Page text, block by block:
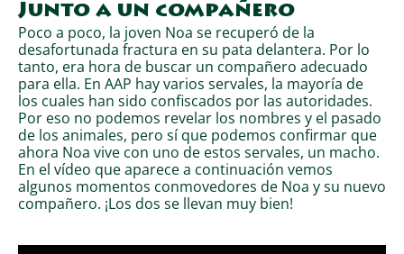
Junto a un compañero
Poco a poco, la joven Noa se recuperó de la
desafortunada fractura en su pata delantera. Por lo
tanto, era hora de buscar un compañero adecuado
para ella. En AAP hay varios servales, la mayoría de
los cuales han sido confiscados por las autoridades.
Por eso no podemos revelar los nombres y el pasado
de los animales, pero sí que podemos confirmar que
ahora Noa vive con uno de estos servales, un macho.
En el vídeo que aparece a continuación vemos
algunos momentos conmovedores de Noa y su nuevo
compañero. ¡Los dos se llevan muy bien!